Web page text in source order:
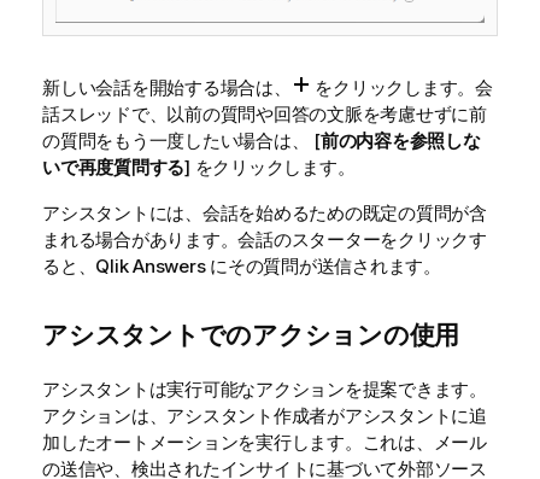
新しい会話を開始する場合は、
をクリックします。会
話スレッドで、以前の質問や回答の文脈を考慮せずに前
の質問をもう一度したい場合は、 [前の内容を参照しな
いで再度質問する] をクリックします。
アシスタントには、会話を始めるための既定の質問が含
まれる場合があります。会話のスターターをクリックす
ると、 Qlik Answersにその質問が送信されます。
アシスタントでのアクションの使用
アシスタントは実行可能なアクションを提案できます。
アクションは、アシスタント作成者がアシスタントに追
加したオートメーションを実行します。これは、メール
の送信や、検出されたインサイトに基づいて外部ソース